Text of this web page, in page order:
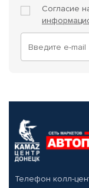
Согласие
Телефон колл-